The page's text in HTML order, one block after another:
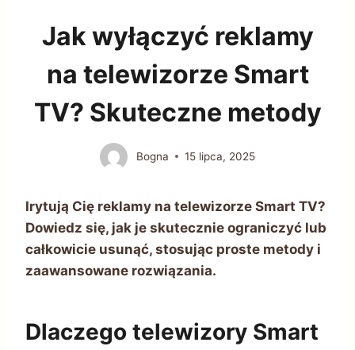
Jak wyłączyć reklamy
na telewizorze Smart
TV? Skuteczne metody
Bogna 15 lipca, 2025
Irytują Cię reklamy na telewizorze Smart TV?
Dowiedz się, jak je skutecznie ograniczyć lub
całkowicie usunąć, stosując proste metody i
zaawansowane rozwiązania.
Dlaczego telewizory Smart